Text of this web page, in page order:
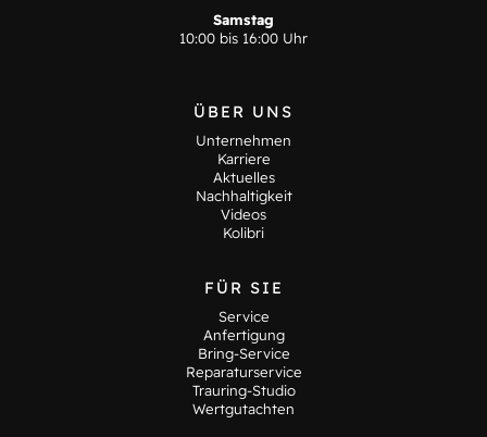
Samstag
10:00 bis 16:00 Uhr
ÜBER UNS
Unternehmen
Karriere
Aktuelles
Nachhaltigkeit
Videos
Kolibri
FÜR SIE
Service
Anfertigung
Bring-Service
Reparaturservice
Trauring-Studio
Wertgutachten